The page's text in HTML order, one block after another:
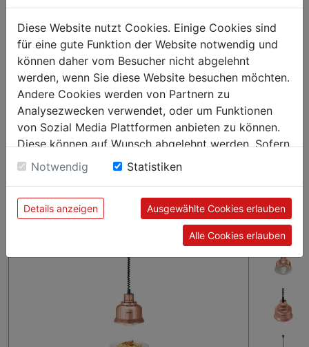
IN DEN WARENKORB
Infrarotwärme mit Flexibilität – Wärmelampe mit
Pendelhubsystem für ein bedarfsgerechtes Warmhalten der
Speisen.
Diese Website nutzt Cookies. Einige Cookies sind
für eine gute Funktion der Website notwendig und
können daher vom Besucher nicht abgelehnt
werden, wenn Sie diese Website besuchen möchten.
Andere Cookies werden von Partnern zu
Analysezwecken verwendet, oder um Funktionen
von Sozial Media Plattformen anbieten zu können.
Diese können auf Wunsch abgelehnt werden. Sofern
sie unsere Webseite weiter nutzen, geben Sie
Einwilligung zu unseren Cookies.
Notwendig Statistiken
Details anzeigen Ausgewählte Cookies erlauben
Alle Cookies erlauben